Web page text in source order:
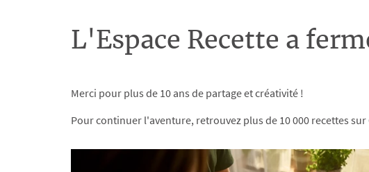
L'Espace Recette a
Merci pour plus de 10 ans de partage et créativité !
Pour continuer l'aventure, retrouvez plus de 10 000 recettes